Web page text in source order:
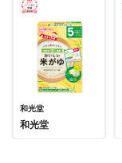
和光堂
和光堂